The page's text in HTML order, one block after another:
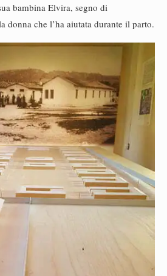
bambina Elvira, segno di
donna che l’ha aiutata durante il parto.